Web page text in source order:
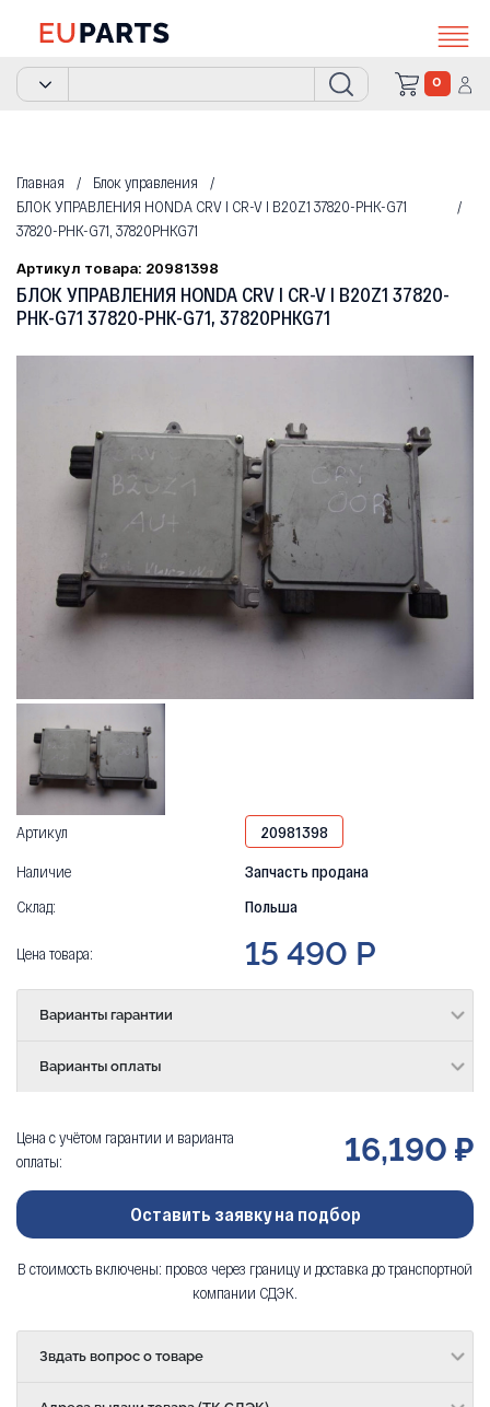
0
Главная
Блок управления
БЛОК УПРАВЛЕНИЯ HONDA CRV I CR-V I B20Z1 37820-PHK-G71
37820-PHK-G71, 37820PHKG71
Артикул товара: 20981398
БЛОК УПРАВЛЕНИЯ HONDA CRV I CR-V I B20Z1 37820-
PHK-G71 37820-PHK-G71, 37820PHKG71
Артикул
20981398
Наличие
Запчасть продана
Склад:
Польша
Цена товара: 15 490 Р
Варианты гарантии
Варианты оплаты
Цена с учётом гарантии и варианта
оплаты:
16,190 ₽
Оставить заявку на подбор
В стоимость включены: провоз через границу и доставка до транспортной
компании СДЭК.
Звдать вопрос о товаре